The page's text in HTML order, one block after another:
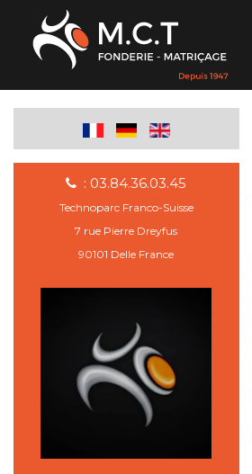
: 03.84.36.03.45
Technoparc Franco-Suisse
7 rue Pierre Dreyfus
90101 Delle France